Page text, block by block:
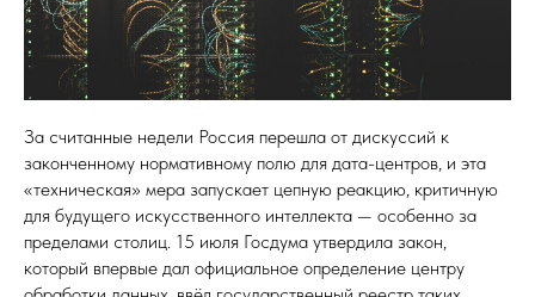
За считанные недели Россия перешла от дискуссий к
законченному нормативному полю для дата-центров, и эта
«техническая» мера запускает цепную реакцию, критичную
для будущего искусственного интеллекта — особенно за
пределами столиц. 15 июля Госдума утвердила закон,
который впервые дал официальное определение центру